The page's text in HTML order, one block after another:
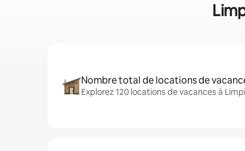
Nombre total de locations de
Explorez 120 locations de vacances à